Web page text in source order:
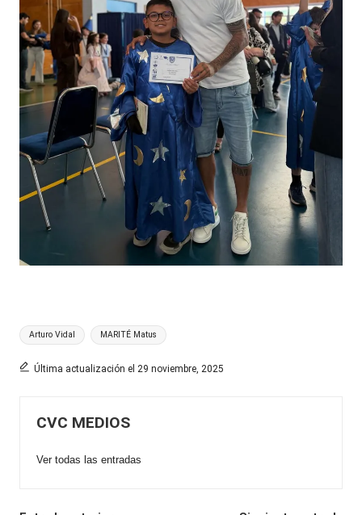
Etiquetas:
Arturo Vidal MARITÉ Matus
Última actualización el 29 noviembre, 2025
CVC MEDIOS
Ver todas las entradas